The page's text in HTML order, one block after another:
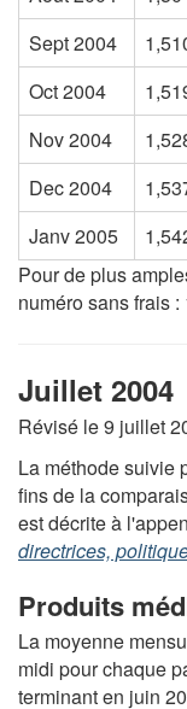
Sept 2004
Oct 2004
Nov 2004
Dec 2004
Janv 2005
Pour de plus
numéro sans frais
Juillet 2004
Révisé le 9 juillet
La méthode suivie
fins de la
est décrite à
directrices,
Produits
La moyenne
midi pour chaque
terminant en juin